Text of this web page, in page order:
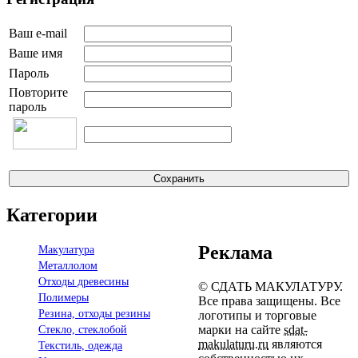
Ленинградская область
Московская область
Мурманская область
Нижегородская область
Новгородская область
Новосибирская область
Орловская область
Пензенская область
Самарская область
Сахалинская область
Свердловская область
Смоленская область
Тамбовская область
Тверская область
Томская область
Ваш e-mail
Ваше имя
Пароль
Повторите
пароль
Категории
Макулатура
Металлолом
Отходы древесины
Полимеры
Резина, отходы резины
Стекло, стеклобой
Текстиль, одежда
Реклама
© СДАТЬ МАКУЛАТУРУ.
Все права защищены. Все
логотипы и торговые
марки на сайте sdat-
makulaturu.ru являются